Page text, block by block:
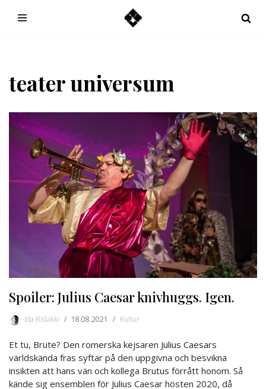
teater universum
Spoiler: Julius Caesar knivhuggs. Igen.
Ida Rislakki 18.08.2021 Kultur
Et tu, Brute? Den romerska kejsaren Julius Caesars
världskända fras syftar på den uppgivna och besvikna
insikten att hans vän och kollega Brutus förrått honom. Så
kände sig ensemblen för Julius Caesar hösten 2020, då